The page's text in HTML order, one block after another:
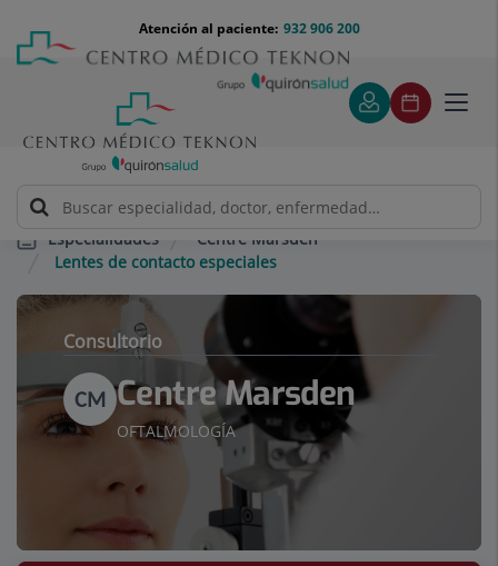
contenido
Menú
teléfono
cabecera
932 906 200
Atención al paciente:
Especialidades
Centre Marsden
Lentes de contacto especiales
Consultorio
CM Centre Marsden
OFTALMOLOGÍA